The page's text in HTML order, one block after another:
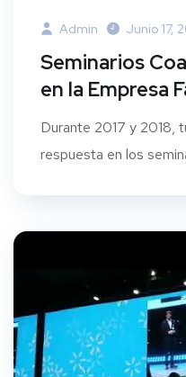
Admin Junio 17,
Seminarios
en la Empresa
Durante 2017 y 2018,
respuesta en los